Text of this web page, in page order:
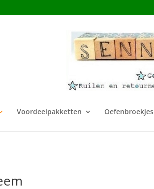
Voordeelpakketten Oefenbroekjes